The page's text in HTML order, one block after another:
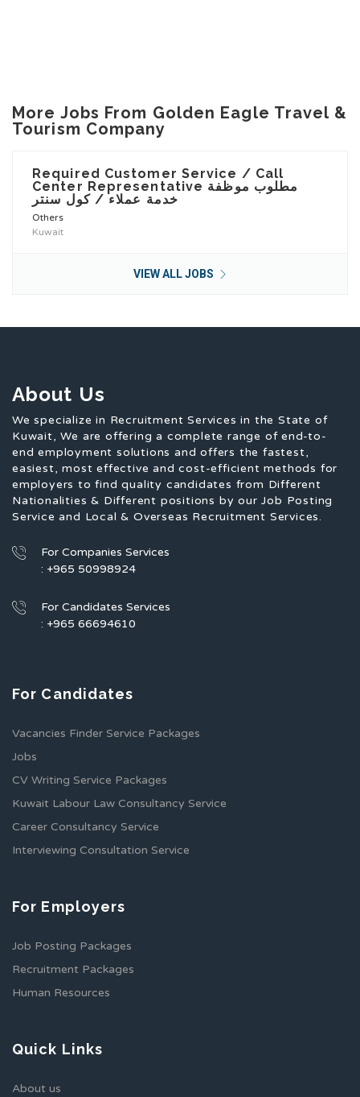
More Jobs From Golden Eagle Travel &
Tourism Company
Required Customer Service / Call
Center Representative مطلوب موظفة
خدمة عملاء / كول سنتر
Others
Kuwait
VIEW ALL JOBS
About Us
We specialize in Recruitment Services in the State of
Kuwait, We are offering a complete range of end-to-
end employment solutions and offers the fastest,
easiest, most effective and cost-efficient methods for
employers to find quality candidates from Different
Nationalities & Different positions by our Job Posting
Service and Local & Overseas Recruitment Services.
For Companies Services
: +965 50998924
For Candidates Services
: +965 66694610
For Candidates
Vacancies Finder Service Packages
Jobs
CV Writing Service Packages
Kuwait Labour Law Consultancy Service
Career Consultancy Service
Interviewing Consultation Service
For Employers
Job Posting Packages
Recruitment Packages
Human Resources
Quick Links
About us